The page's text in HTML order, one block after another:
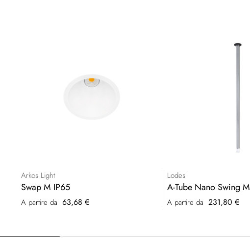
Arkos Light
Swap M IP65
A partire da 63,68 €
Lodes
A-Tube Nano Swing M
A partire da 231,80 €